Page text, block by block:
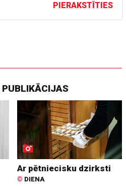
PIERAKSTĪTIES
Ar pētniecisku dzirksti
© DIENA